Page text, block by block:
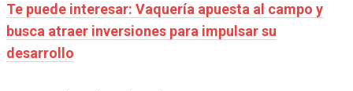
Te puede interesar: Vaquería apuesta al campo y
busca atraer inversiones para impulsar su
desarrollo